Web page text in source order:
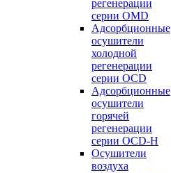
регенерации
серии OMD
Адсорбционные
осушители
холодной
регенерации
серии OCD
Адсорбционные
осушители
горячей
регенерации
серии OСD-H
Осушители
воздуха